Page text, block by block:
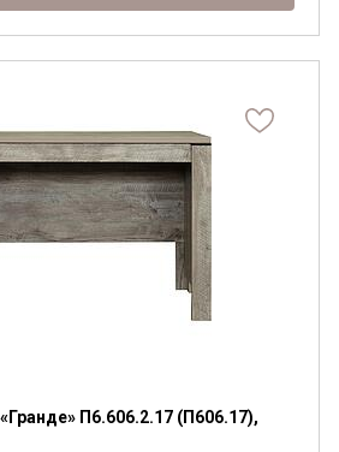
П6.606.2.17 (П606.17),